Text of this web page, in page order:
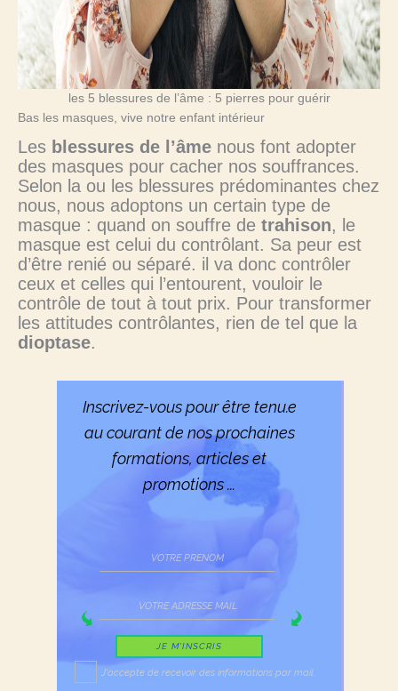
les 5 blessures de l’âme : 5 pierres pour guérir
Bas les masques, vive notre enfant intérieur
Les blessures de l’âme nous font adopter
des masques pour cacher nos souffrances.
Selon la ou les blessures prédominantes chez
nous, nous adoptons un certain type de
masque : quand on souffre de trahison, le
masque est celui du contrôlant. Sa peur est
d’être renié ou séparé. il va donc contrôler
ceux et celles qui l’entourent, vouloir le
contrôle de tout à tout prix. Pour transformer
les attitudes contrôlantes, rien de tel que la
dioptase.
Inscrivez-vous pour être tenu.e
au courant de nos prochaines
formations, articles et
promotions ...
J'accepte de recevoir des informations par mail.
JE M'INSCRIS